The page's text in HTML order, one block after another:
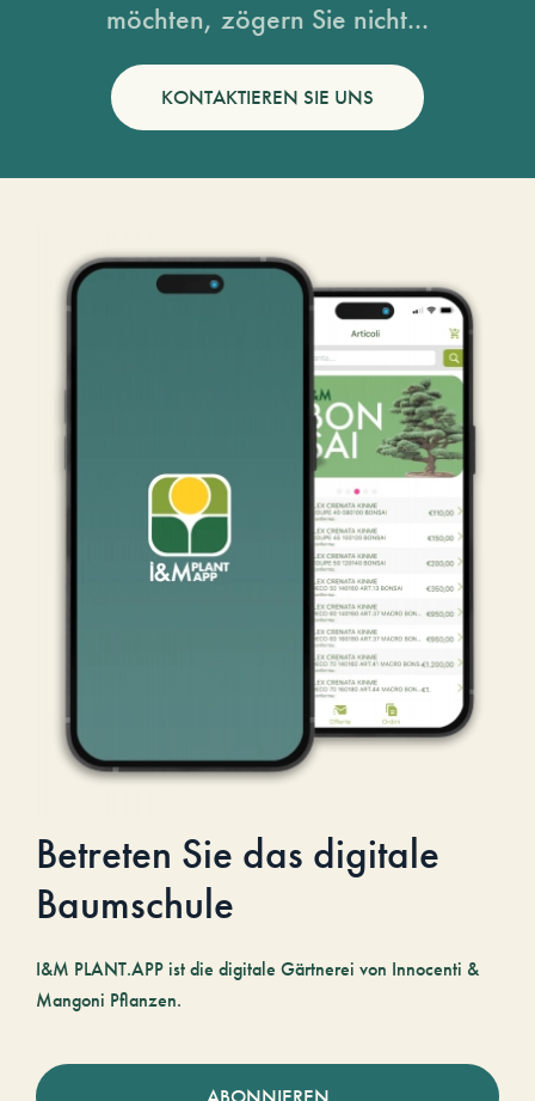
möchten, zögern Sie nicht...
KONTAKTIEREN SIE UNS
Betreten Sie das digitale
Baumschule
I&M PLANT.APP ist die digitale Gärtnerei von Innocenti &
Mangoni Pflanzen.
ABONNIEREN